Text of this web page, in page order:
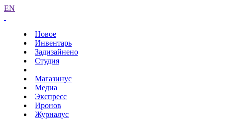
EN
Новое
Инвентарь
Задизайнено
Студия
Магазинус
Медиа
Экспресс
Иронов
Журналус